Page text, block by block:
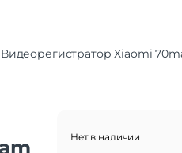
Видеорегистратор Xiaomi
Нет в наличии